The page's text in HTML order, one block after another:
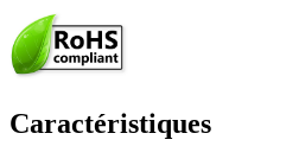
Caractéristiques